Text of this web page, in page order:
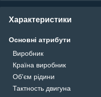
Характеристики
Основні атрибути
Виробник
Країна виробник
Об'єм рідини
Тактность двигуна